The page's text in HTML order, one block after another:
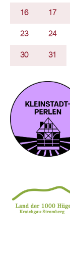
16 17
23 24
30 31